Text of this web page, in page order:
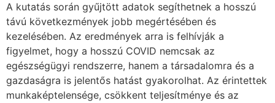
A kutatás során gyűjtött adatok segíthetnek a hosszú
távú következmények jobb megértésében és
kezelésében. Az eredmények arra is felhívják a
figyelmet, hogy a hosszú COVID nemcsak az
egészségügyi rendszerre, hanem a társadalomra és a
gazdaságra is jelentős hatást gyakorolhat. Az érintettek
munkaképtelensége, csökkent teljesítménye és az